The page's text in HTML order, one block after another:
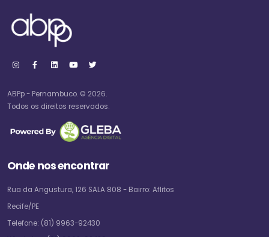
ABPp - Pernambuco. © 2026.
Todos os direitos reservados.
Onde nos encontrar
Rua da Angustura, 126 SALA 808 - Bairro: Aflitos
Recife/PE
Telefone: (81) 9963-92430